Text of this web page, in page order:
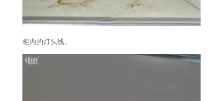
柜内的灯头线。